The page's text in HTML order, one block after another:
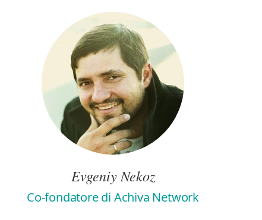
Evgeniy Nekoz
Co-fondatore di Achiva Network